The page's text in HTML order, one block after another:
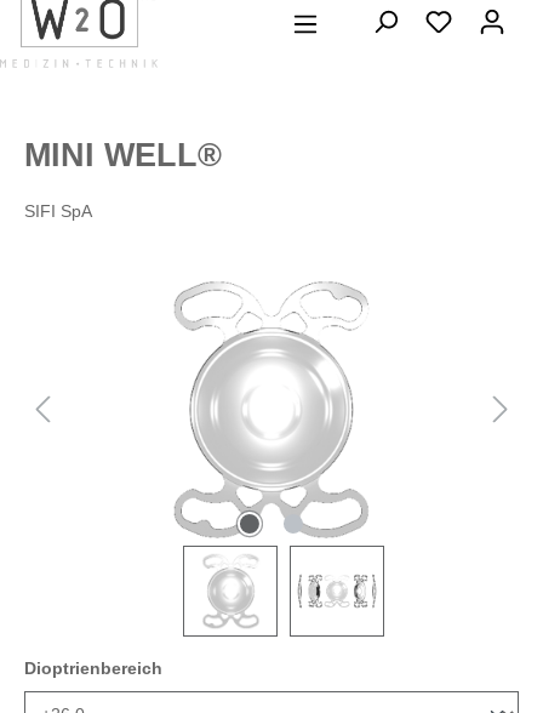
springen
MINI WELL®
SIFI SpA
Bildergalerie überspringen
Dioptrienbereich